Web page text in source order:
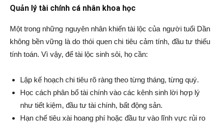
Quản lý tài chính cá nhân khoa học
Một trong những nguyên nhân khiến tài lộc của người tuổi Dần
không bền vững là do thói quen chi tiêu cảm tính, đầu tư thiếu
tính toán. Vì vậy, để tài lộc sinh sôi, họ cần:
Lập kế hoạch chi tiêu rõ ràng theo từng tháng, từng quý.
Học cách phân bổ tài chính vào các kênh sinh lời hợp lý
như tiết kiệm, đầu tư tài chính, bất động sản.
Hạn chế tiêu xài hoang phí hoặc đầu tư vào lĩnh vực rủi ro